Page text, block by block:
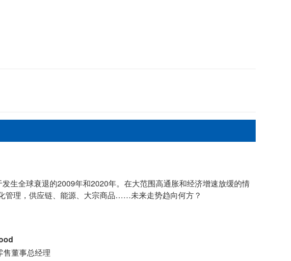
生全球衰退的2009年和2020年。在大范围高通胀和经济增速放缓的情
管理，供应链、能源、大宗商品……未来走势趋向何方？
售董事总经理